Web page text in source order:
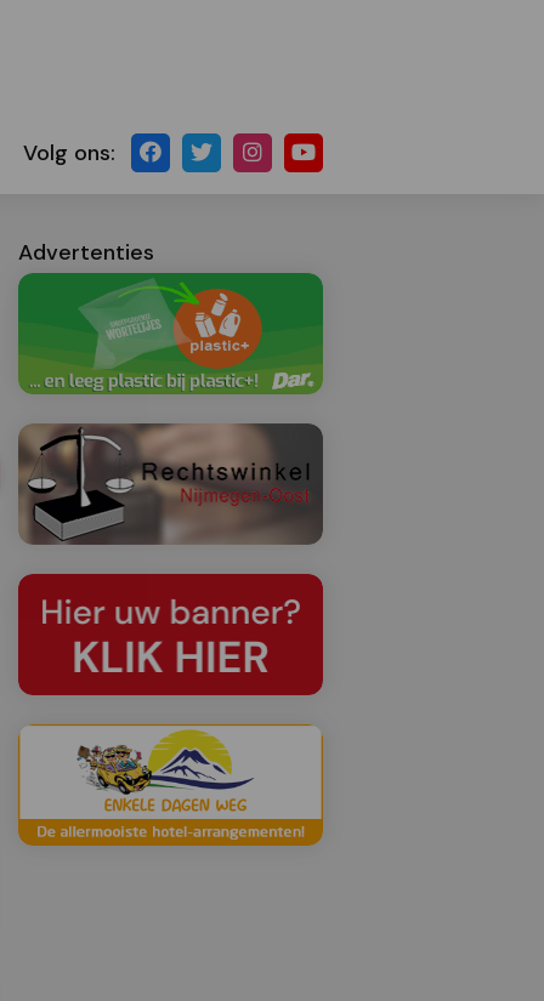
Volg ons:
Advertenties